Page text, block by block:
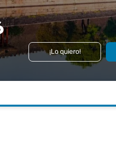
¡Lo quiero!